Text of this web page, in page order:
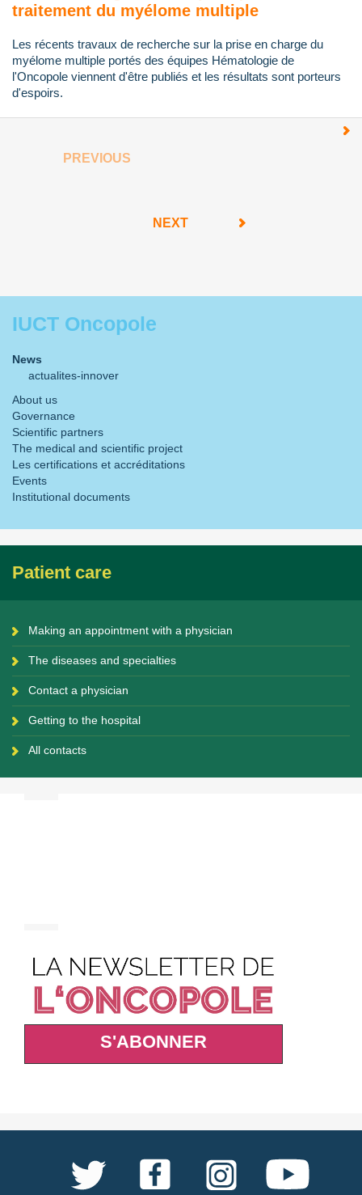
traitement du myélome multiple
Les récents travaux de recherche sur la prise en charge du
myélome multiple portés des équipes Hématologie de
l'Oncopole viennent d'être publiés et les résultats sont porteurs
d'espoirs.
PREVIOUS
NEXT
IUCT Oncopole
News
actualites-innover
About us
Governance
Scientific partners
The medical and scientific project
Les certifications et accréditations
Events
Institutional documents
Patient care
Making an appointment with a physician
The diseases and specialties
Contact a physician
Getting to the hospital
All contacts
S'ABONNER